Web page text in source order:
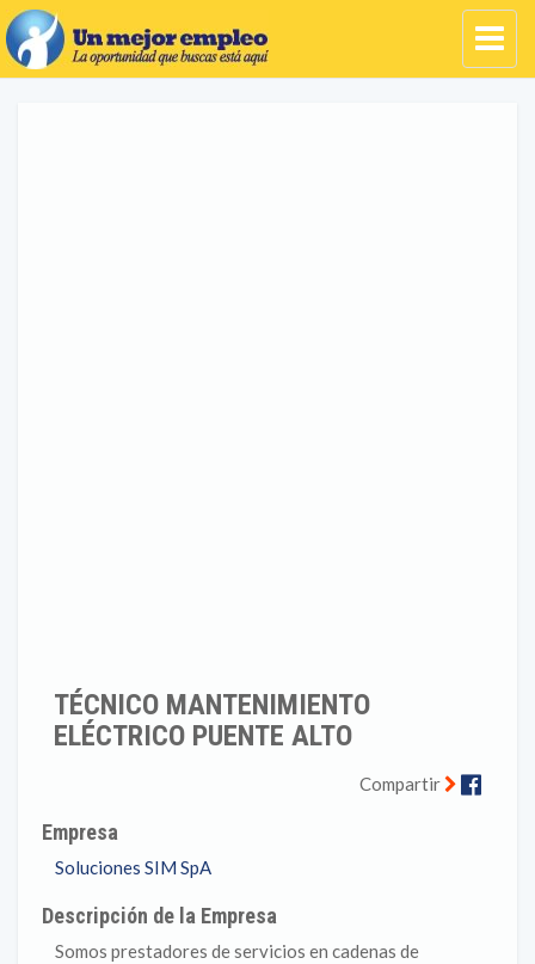
TÉCNICO MANTENIMIENTO
ELÉCTRICO PUENTE ALTO
Compartir
Empresa
Soluciones SIM SpA
Descripción de la Empresa
Somos prestadores de servicios en cadenas de